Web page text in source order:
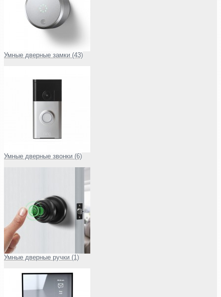
Умные дверные замки (43)
Умные дверные звонки (6)
Умные дверные ручки (1)